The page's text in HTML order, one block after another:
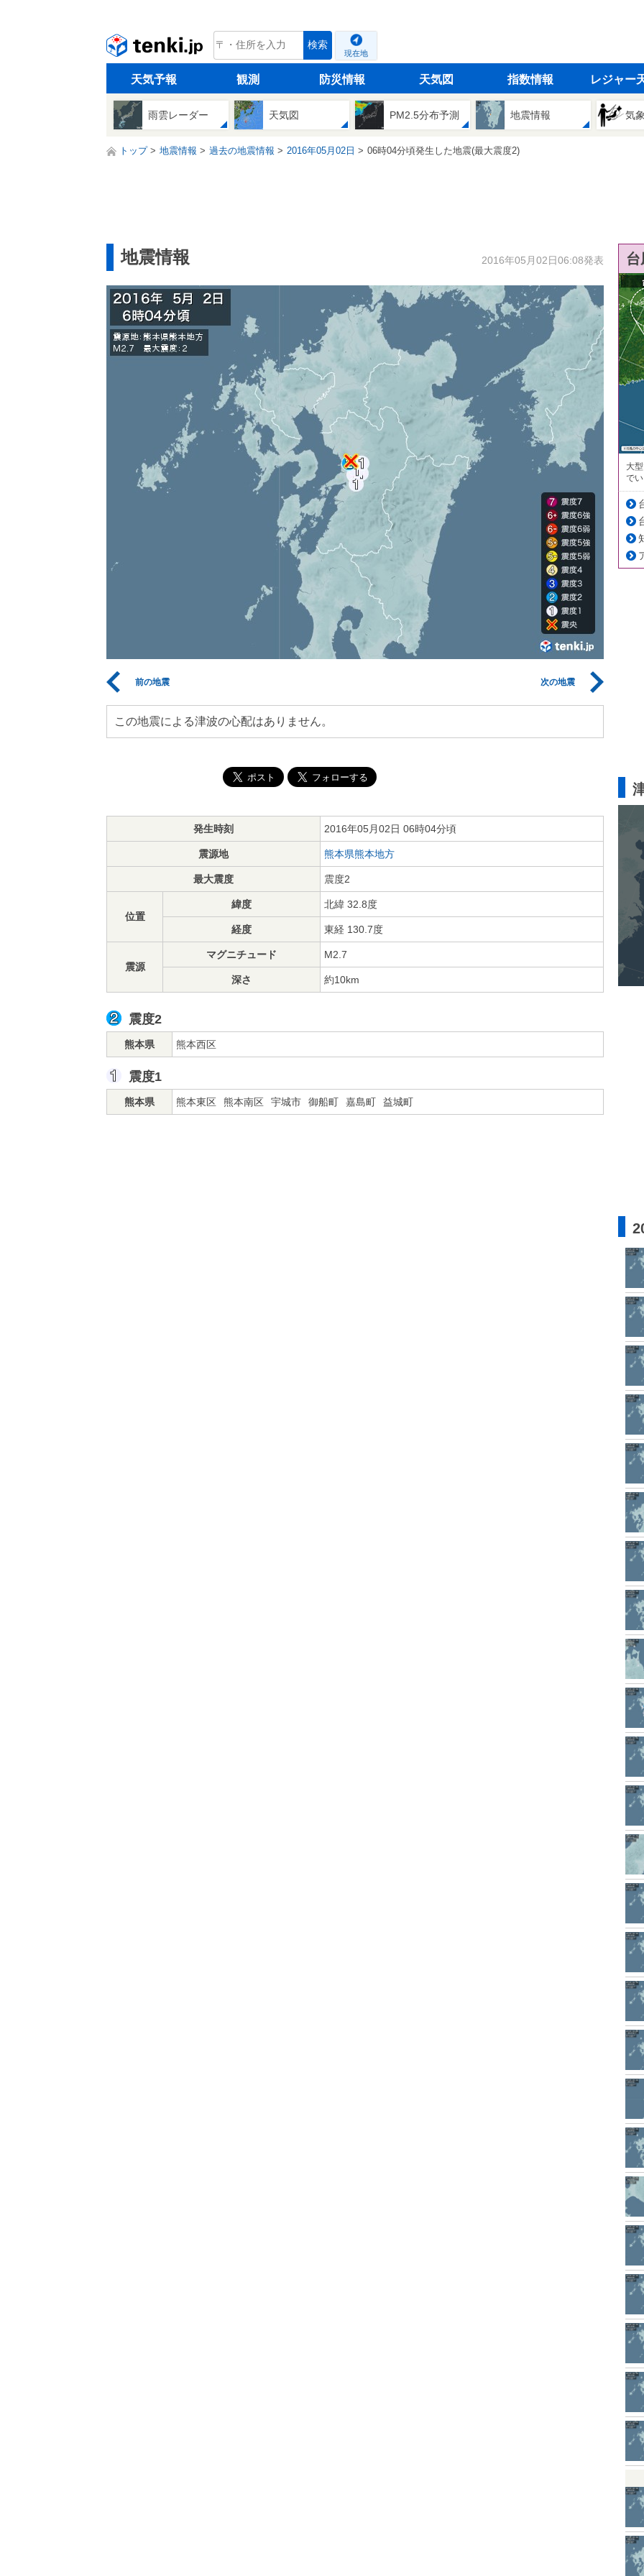
tenki.jp 検索
現在地
天気予報 観測 防災情報 天気図 指数情報 レジャー
雨雲レーダー 天気図 PM2.5分布予測 地震情報 気
トップ 地震情報 過去の地震情報 2016年05月02日 06時04分頃発生した地震(最大震度2)
地震情報 2016年05月02日06:08発表
前の地震 次の地震
この地震による津波の心配はありません。
発生時刻 2016年05月02日 06時04分頃
震源地 熊本県熊本地方
最大震度 震度2
位置
緯度 北緯 32.8度
経度 東経 130.7度
震源
マグニチュード M2.7
深さ 約10km
震度2
熊本県 熊本西区
震度1
熊本県 熊本東区 熊本南区 宇城市 御船町 嘉島町 益城町
大
で